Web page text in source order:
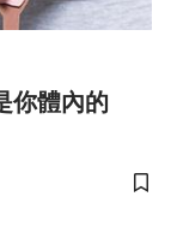
你體內的
儲